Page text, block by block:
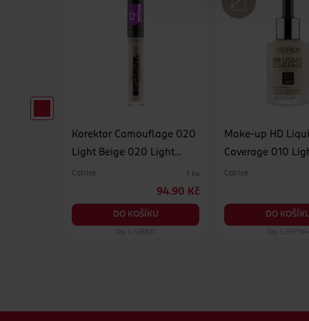
Korektor Camouflage 020
Light Beige 020 Light
Beige
Catrice 1 ks
94.90 Kč
DO KOŠÍKU
Obj. č.: 538527
Make-up HD
Coverage 010
Catrice
DO
Obj. č.: 597364